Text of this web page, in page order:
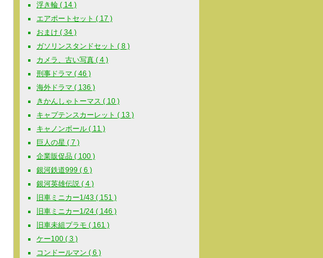
浮き輪 ( 14 )
エアポートセット ( 17 )
おまけ ( 34 )
ガソリンスタンドセット ( 8 )
カメラ、古い写真 ( 4 )
刑事ドラマ ( 46 )
海外ドラマ ( 136 )
きかんしゃトーマス ( 10 )
キャプテンスカーレット ( 13 )
キャノンボール ( 11 )
巨人の星 ( 7 )
企業販促品 ( 100 )
銀河鉄道999 ( 6 )
銀河英雄伝説 ( 4 )
旧車ミニカー1/43 ( 151 )
旧車ミニカー1/24 ( 146 )
旧車未組プラモ ( 161 )
ケー100 ( 3 )
コンドールマン ( 6 )